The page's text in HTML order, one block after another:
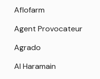
Aflofarm
Agent Provocateur
Agrado
Al Haramain